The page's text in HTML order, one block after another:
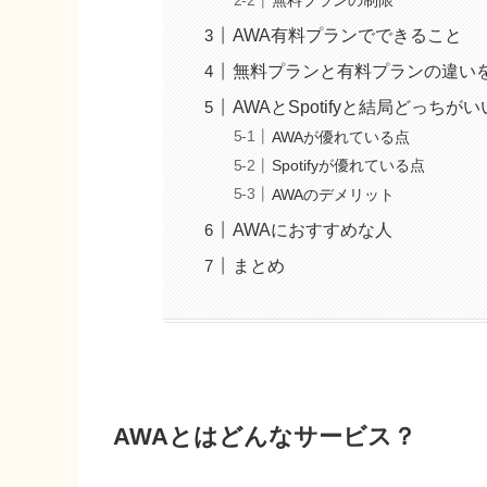
AWA有料プランでできること
無料プランと有料プランの違い
AWAとSpotifyと結局どっちがい
AWAが優れている点
Spotifyが優れている点
AWAのデメリット
AWAにおすすめな人
まとめ
AWAとはどんなサービス？